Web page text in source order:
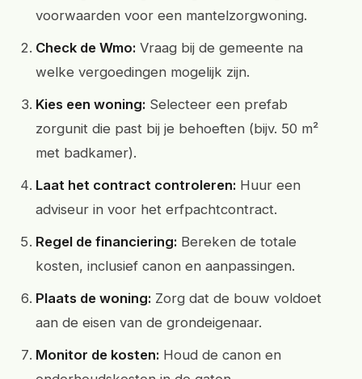
voorwaarden voor een mantelzorgwoning.
Check de Wmo: Vraag bij de gemeente na
welke vergoedingen mogelijk zijn.
Kies een woning: Selecteer een prefab
zorgunit die past bij je behoeften (bijv. 50 m²
met badkamer).
Laat het contract controleren: Huur een
adviseur in voor het erfpachtcontract.
Regel de financiering: Bereken de totale
kosten, inclusief canon en aanpassingen.
Plaats de woning: Zorg dat de bouw voldoet
aan de eisen van de grondeigenaar.
Monitor de kosten: Houd de canon en